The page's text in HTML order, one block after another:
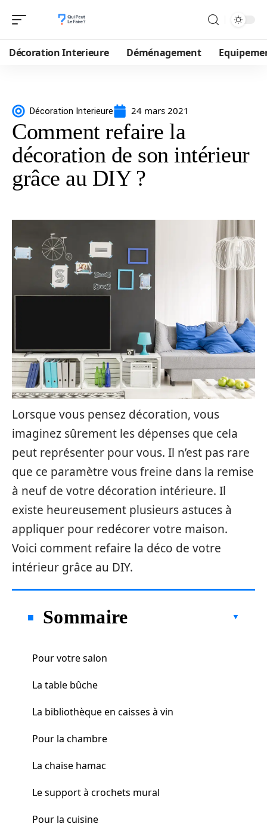
Décoration Interieure Déménagement
Décoration Interieure 24 mars 2021
Comment refaire la
décoration de son intérieur
grâce au DIY ?
Lorsque vous pensez décoration, vous
imaginez sûrement les dépenses que cela
peut représenter pour vous. Il n’est pas rare
que ce paramètre vous freine dans la remise
à neuf de votre décoration intérieure. Il
existe heureusement plusieurs astuces à
appliquer pour redécorer votre maison.
Voici comment refaire la déco de votre
intérieur grâce au DIY.
Sommaire
Pour votre salon
La table bûche
La bibliothèque en caisses à vin
Pour la chambre
La chaise hamac
Le support à crochets mural
Pour la cuisine